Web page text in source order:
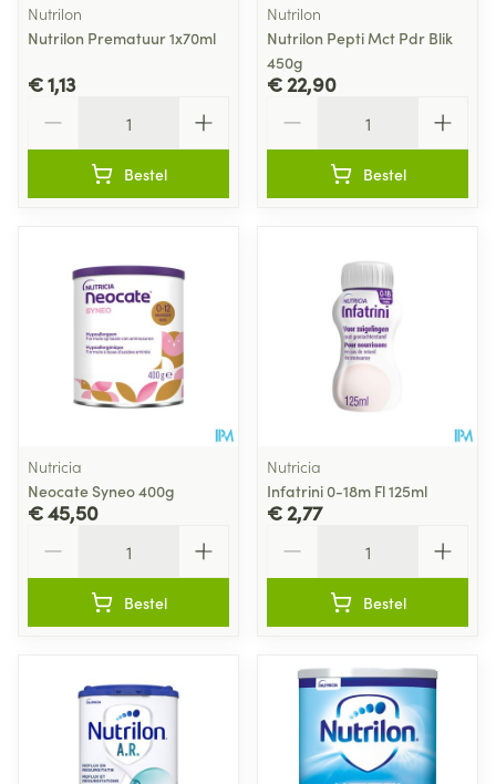
Nutrilon
Nutrilon Prematuur 1x70ml
€ 1,13
Bestel
Nutrilon
Nutrilon Pepti Mct Pdr Blik
450g
€ 22,90
Bestel
Nutricia
Neocate Syneo 400g
€ 45,50
Bestel
Nutricia
Infatrini 0-18m Fl 125ml
€ 2,77
Bestel